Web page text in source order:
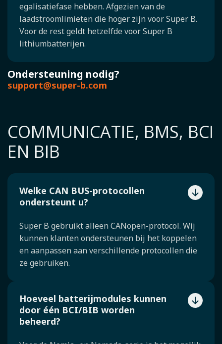
egalisatiefase hebben. Afgezien van de
laadstroomlimieten die hoger zijn voor Super B.
Voor de rest geldt hetzelfde voor Super B
lithiumbatterijen.
Ondersteuning nodig?
support@super-b.com
COMMUNICATIE, BMS, BCI
EN BIB
Welke CAN BUS-protocollen
ondersteunt u?
Super B gebruikt alleen CANopen-protocol. Wij
kunnen klanten ondersteunen bij het koppelen
en aanpassen aan verschillende protocollen die
ze gebruiken.
Hoeveel batterijmodules kunnen
door één BCI/BIB worden
beheerd?